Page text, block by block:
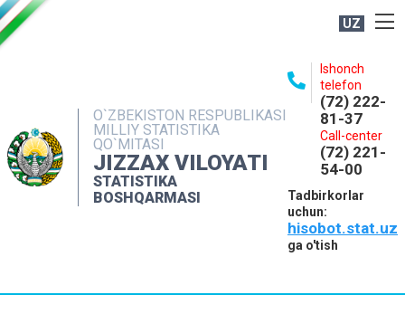
UZ
O`ZBEKISTON RESPUBLIKASI
MILLIY STATISTIKA
QO`MITASI
JIZZAX VILOYATI
STATISTIKA
BOSHQARMASI
Ishonch
telefon
(72) 222-
81-37
Call-center
(72) 221-
54-00
Tadbirkorlar
uchun:
hisobot.stat.uz
ga o'tish
NASHRLAR
INTERAKTIV XIZMATLAR
MATBUOT XIZMATI